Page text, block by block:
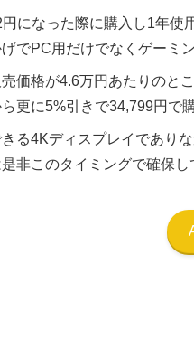
になった際に購入し1年
でPC用だけでなくゲーミ
価格が4.6万円あたりのと
更に5%引きで34,799円で
る4Kディスプレイであり
非このタイミングで確保し